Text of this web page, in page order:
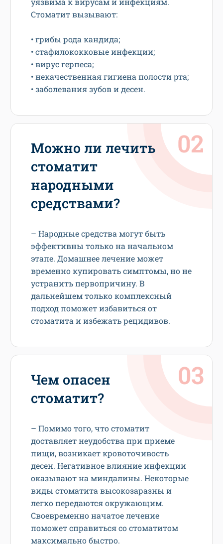
Стоматит вызывают:
• грибы рода кандида;
• стафилококковые инфекции;
• вирус герпеса;
• некачественная гигиена полости рта;
• заболевания зубов и десен.
Можно ли лечить
стоматит
народными
средствами?
– Народные средства могут быть
эффективны только на начальном
этапе. Домашнее лечение может
временно купировать симптомы, но не
устранить первопричину. В
дальнейшем только комплексный
подход поможет избавиться от
стоматита и избежать рецидивов.
Чем опасен
стоматит?
– Помимо того, что стоматит
доставляет неудобства при приеме
пищи, возникает кровоточивость
десен. Негативное влияние инфекции
оказывают на миндалины. Некоторые
виды стоматита высокозаразны и
легко передаются окружающим.
Своевременно начатое лечение
поможет справиться со стоматитом
максимально быстро.